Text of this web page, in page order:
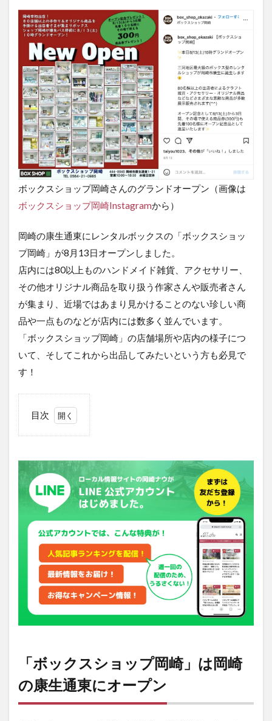
ボックスショップ岡崎さんのグランドオープン（画像は
ボックスショップ岡崎Instagramから）
岡崎の康生通東にレンタルボックスの「ボックスショッ
プ岡崎」が8月13日オープンしました。
店内には80以上ものハンドメイド雑貨、アクセサリー、
その他オリジナル商品を取り扱う作家さんや販売者さん
が集まり、近場ではあまり見かけることのない珍しい商
品や一点ものなどが店内には数多く並んでいます。
「ボックスショップ岡崎」の店舗場所や店内の様子につ
いて、そしてこれから出品してみたいという方も必見で
す！
目次
スシ
ョッ
崎」
崎の
康生
通東
にオ
買い
物も
しめ
るレ
ンタ
「ボックスショップ岡崎」は岡崎
の康生通東にオープン